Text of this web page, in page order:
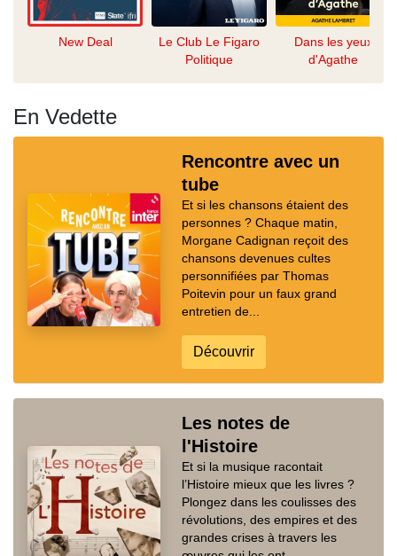
New Deal
Le Club Le Figaro
Politique
Dans les yeux
d'Agathe
En Vedette
Rencontre avec un
tube
Et si les chansons étaient des
personnes ? Chaque matin,
Morgane Cadignan reçoit des
chansons devenues cultes
personnifiées par Thomas
Poitevin pour un faux grand
entretien de...
Découvrir
Les notes de
l'Histoire
Et si la musique racontait
l’Histoire mieux que les livres ?
Plongez dans les coulisses des
révolutions, des empires et des
grandes crises à travers les